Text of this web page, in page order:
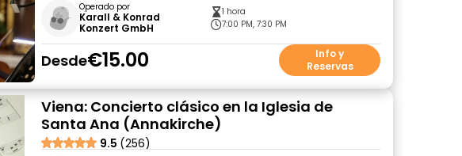
Operado por
Karall & Konrad
Konzert GmbH
1 hora
7:00 PM, 7:30 PM
Desde€15.00
Info y
Reservas
Viena: Concierto clásico en la Iglesia de
Santa Ana (Annakirche)
9.5 (256)